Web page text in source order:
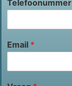
Telefoonummer
Email *